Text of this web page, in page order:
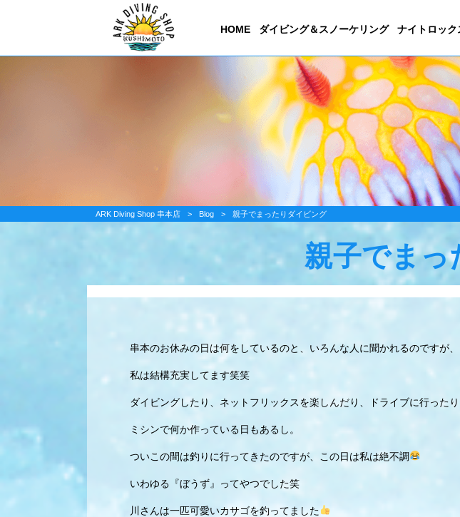
HOME ダイビング＆スノーケリング ナイトロック
ARK Diving Shop 串本店 > Blog > 親子でまったりダイビング
親子でまっ
串本のお休みの日は何をしているのと、いろんな人に聞かれるのですが、
私は結構充実してます笑笑
ダイビングしたり、ネットフリックスを楽しんだり、ドライブに行ったり
ミシンで何か作っている日もあるし。
ついこの間は釣りに行ってきたのですが、この日は私は絶不調
いわゆる『ぼうず』ってやつでした笑
川さんは一匹可愛いカサゴを釣ってました